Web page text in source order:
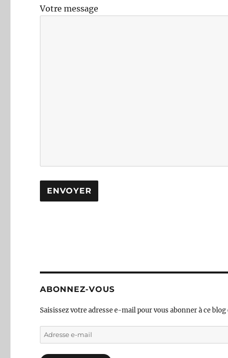
Votre message
ABONNEZ-VOUS
Saisissez votre adresse e-mail pour vous abonner à ce
Adresse
e-